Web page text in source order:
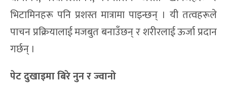
भिटामिनहरू पनि प्रशस्त मात्रामा पाइन्छन् । यी तत्वहरूले
पाचन प्रक्रियालाई मजबुत बनाउँछन् र शरीरलाई ऊर्जा प्रदान
गर्छन् ।
पेट दुखाइमा बिरे नुन र ज्वानो